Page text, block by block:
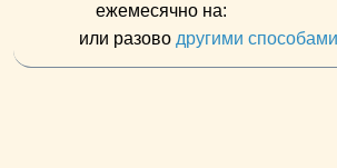
ежемесячно на:
или разово другими способами